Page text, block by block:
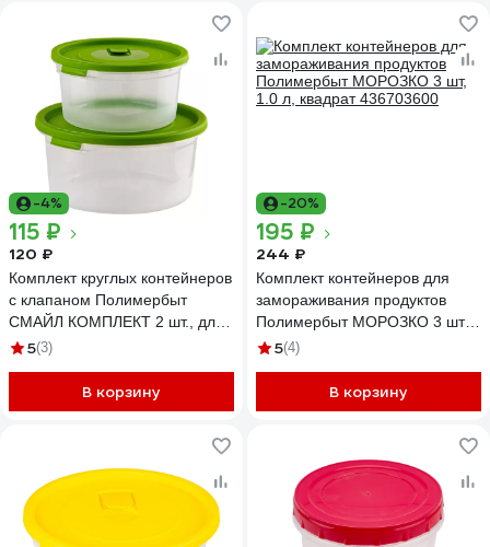
-4%
115 ₽
120 ₽
Комплект круглых контейнеров
с клапаном Полимербыт
СМАЙЛ КОМПЛЕКТ 2 шт., для
СВЧ, 0.4+0.8 л 435210200
5(3)
В корзину
-20%
195 ₽
244 ₽
Комплект контейнеров для
замораживания продуктов
Полимербыт МОРОЗКО 3 шт,
1.0 л, квадрат 436703600
5(4)
В корзину